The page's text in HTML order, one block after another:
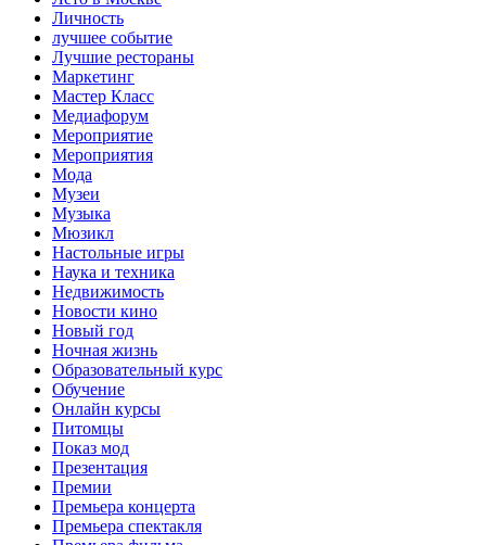
Личность
лучшее событие
Лучшие рестораны
Маркетинг
Мастер Класс
Медиафорум
Мероприятие
Мероприятия
Мода
Музеи
Музыка
Мюзикл
Настольные игры
Наука и техника
Недвижимость
Новости кино
Новый год
Ночная жизнь
Образовательный курс
Обучение
Онлайн курсы
Питомцы
Показ мод
Презентация
Премии
Премьера концерта
Премьера спектакля